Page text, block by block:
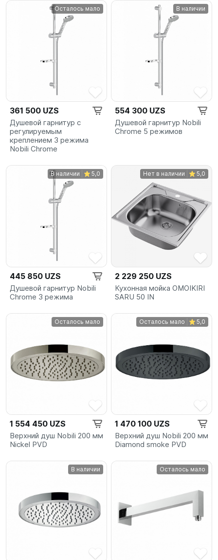
Осталось мало
361 500 UZS
Душевой гарнитур с
регулируемым
креплением 3 режима
Nobili Chrome
В наличии
554 300 UZS
Душевой гарнитур Nobili
Chrome 5 режимов
В наличии 5,0
445 850 UZS
Душевой гарнитур Nobili
Chrome 3 режима
Нет в наличии 5,0
2 229 250 UZS
Кухонная мойка OMOIKIRI
SARU 50 IN
Осталось мало
1 554 450 UZS
Верхний душ Nobili 200 мм
Nickel PVD
Осталось мало 5,0
1 470 100 UZS
Верхний душ Nobili 200 мм
Diamond smoke PVD
В наличии Осталось мало